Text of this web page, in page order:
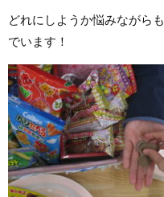
どれにしようか悩みながら
でいます！